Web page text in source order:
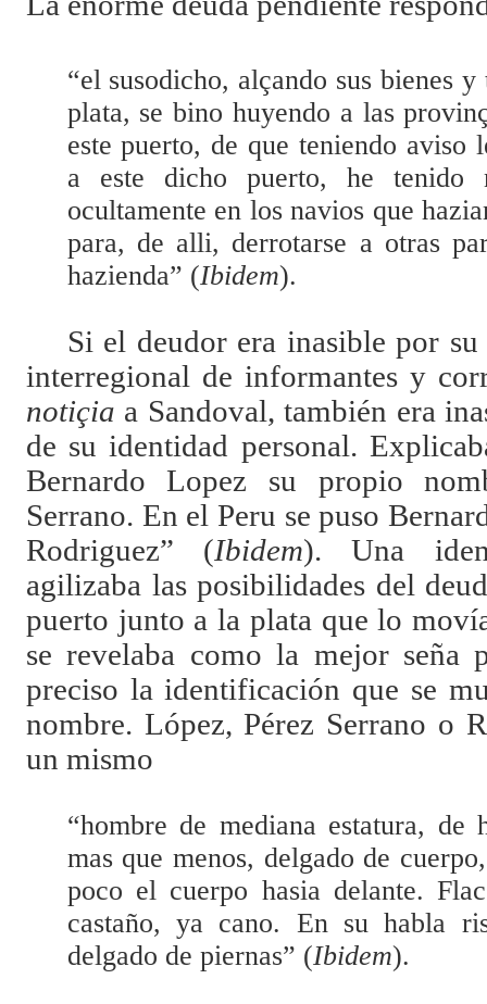
“el susodicho, alçando sus bienes
plata, se bino huyendo a las
este puerto, de que teniendo aviso
a este dicho puerto, he tenido
ocultamente en los navios que
para, de alli, derrotarse a otras
hazienda” (Ibidem).
Si el deudor era inasible por
interregional de informantes y
notiçia a Sandoval, también era
de su identidad personal.
Bernardo Lopez su propio
Serrano. En el Peru se puso
Rodriguez” (Ibidem). Una
agilizaba las posibilidades del
puerto junto a la plata que lo
se revelaba como la mejor seña
preciso la identificación que se
nombre. López, Pérez Serrano o
un mismo
“hombre de mediana estatura, de
mas que menos, delgado de
poco el cuerpo hasia delante.
castaño, ya cano. En su habla
delgado de piernas” (Ibidem).